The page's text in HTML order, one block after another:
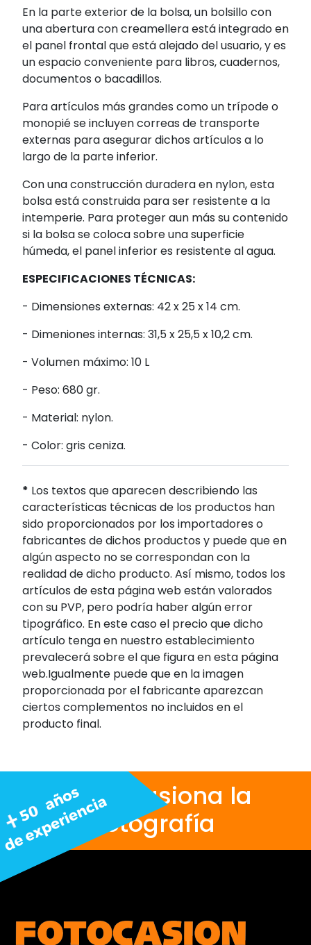
En la parte exterior de la bolsa, un bolsillo con
una abertura con creamellera está integrado en
el panel frontal que está alejado del usuario, y es
un espacio conveniente para libros, cuadernos,
documentos o bacadillos.
Para artículos más grandes como un trípode o
monopié se incluyen correas de transporte
externas para asegurar dichos artículos a lo
largo de la parte inferior.
Con una construcción duradera en nylon, esta
bolsa está construida para ser resistente a la
intemperie. Para proteger aun más su contenido
si la bolsa se coloca sobre una superficie
húmeda, el panel inferior es resistente al agua.
ESPECIFICACIONES TÉCNICAS:
- Dimensiones externas: 42 x 25 x 14 cm.
- Dimeniones internas: 31,5 x 25,5 x 10,2 cm.
- Volumen máximo: 10 L
- Peso: 680 gr.
- Material: nylon.
- Color: gris ceniza.
* Los textos que aparecen describiendo las
características técnicas de los productos han
sido proporcionados por los importadores o
fabricantes de dichos productos y puede que en
algún aspecto no se correspondan con la
realidad de dicho producto. Así mismo, todos los
artículos de esta página web están valorados
con su PVP, pero podría haber algún error
tipográfico. En este caso el precio que dicho
artículo tenga en nuestro establecimiento
prevalecerá sobre el que figura en esta página
web.Igualmente puede que en la imagen
proporcionada por el fabricante aparezcan
ciertos complementos no incluidos en el
producto final.
Nos apasiona la
fotografía